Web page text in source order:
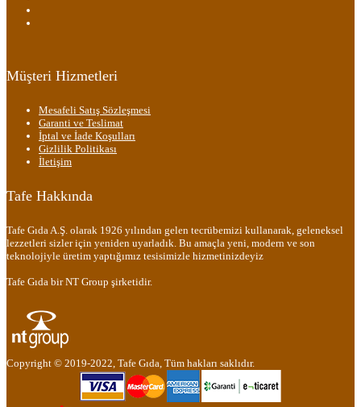
Müşteri Hizmetleri
Mesafeli Satış Sözleşmesi
Garanti ve Teslimat
İptal ve İade Koşulları
Gizlilik Politikası
İletişim
Tafe Hakkında
Tafe Gıda A.Ş. olarak 1926 yılından gelen tecrübemizi kullanarak, geleneksel
lezzetleri sizler için yeniden uyarladık. Bu amaçla yeni, modern ve son
teknolojiyle üretim yaptığımız tesisimizle hizmetinizdeyiz
Tafe Gıda bir NT Group şirketidir.
Copyright © 2019-2022, Tafe Gıda, Tüm hakları saklıdır.